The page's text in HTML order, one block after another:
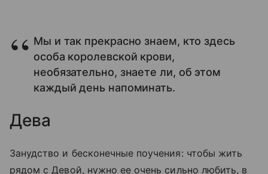
Мы и так прекрасно знаем, кто здесь
особа королевской крови,
необязательно, знаете ли, об этом
каждый день напоминать.
Дева
Занудство и бесконечные поучения: чтобы жить
рядом с Девой, нужно ее очень сильно любить, в